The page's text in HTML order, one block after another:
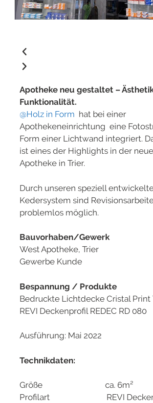
Apotheke neu gestaltet –
Funktionalität.
@Holz in Form hat bei einer
Apothekeneinrichtung eine
Form einer Lichtwand integriert.
ist eines der Highlights in der
Apotheke in Trier.
Durch unseren speziell
Kedersystem sind
problemlos möglich.
Bauvorhaben/Gewerk
West Apotheke, Trier
Gewerbe Kunde
Bespannung / Produkte
Bedruckte Lichtdecke Cristal Print
REVI Deckenprofil REDEC RD 080
Ausführung: Mai 2022
Technikdaten:
Größe ca. 6m²
Profilart REVI